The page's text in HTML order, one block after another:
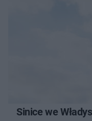
Sinice we